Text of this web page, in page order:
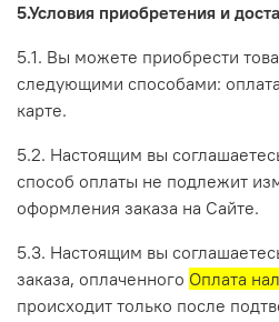
5.Условия приобретения и
5.1. Вы можете приобрести
следующими способами:
карте.
5.2. Настоящим вы
способ оплаты не подлежит
оформления заказа на Сайте.
5.3. Настоящим вы
заказа, оплаченного Оплата
происходит только после